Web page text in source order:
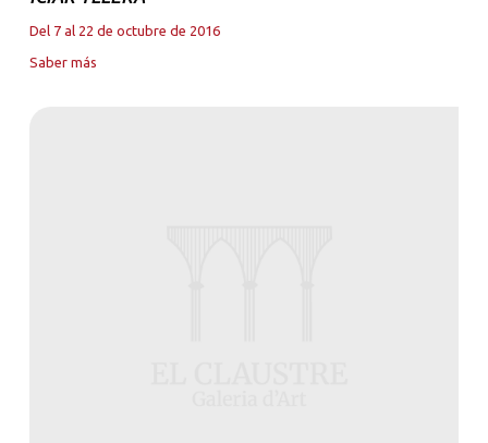
Del 7 al 22 de octubre de 2016
Saber más